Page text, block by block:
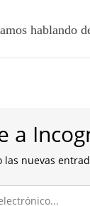
hablando
a
las nuevas